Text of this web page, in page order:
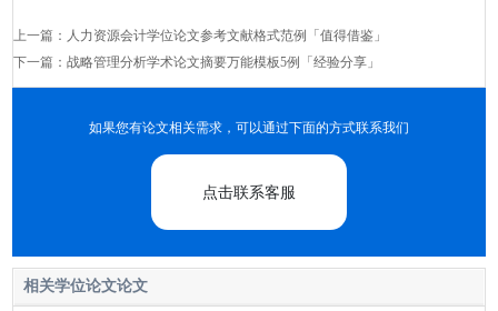
上一篇： 人力资源会计学位论文参考文献格式范例「值得借鉴」
下一篇：战略管理分析学术论文摘要万能模板5例「经验分享」
如果您有论文相关需求，可以通过下面的方式联系我们
点击联系客服
相关学位论文论文